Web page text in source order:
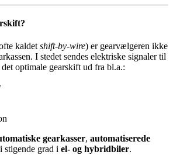
kaldetshift-by-wire) er gearvælgeren ikke
I stedet sendes elektriske signaler til
optimale gearskift ud fra bl.a.:
gearkasser,automatiserede
stigende grad iel- og hybridbiler.